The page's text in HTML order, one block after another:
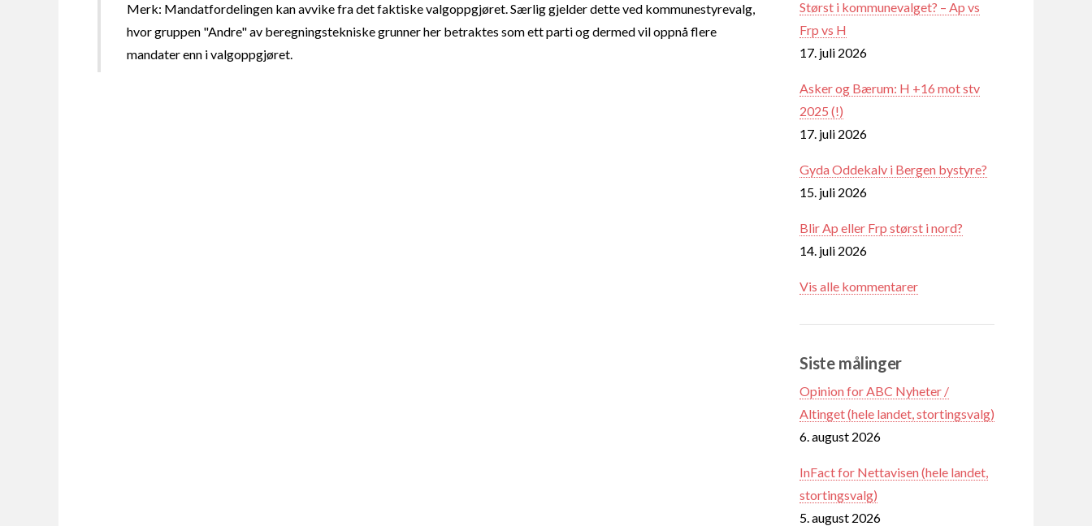
Merk: Mandatfordelingen kan avvike fra det faktiske valgoppgjøret. Særlig gjelder dette ved kommunestyrevalg,
hvor gruppen "Andre" av beregningstekniske grunner her betraktes som ett parti og dermed vil oppnå flere
mandater enn i valgoppgjøret.
Størst i kommunevalget? – Ap vs
Frp vs H
17. juli 2026
Asker og Bærum: H +16 mot stv
2025 (!)
17. juli 2026
Gyda Oddekalv i Bergen bystyre?
15. juli 2026
Blir Ap eller Frp størst i nord?
14. juli 2026
Vis alle kommentarer
Siste målinger
Opinion for ABC Nyheter /
Altinget (hele landet, stortingsvalg)
6. august 2026
InFact for Nettavisen (hele landet,
stortingsvalg)
5. august 2026